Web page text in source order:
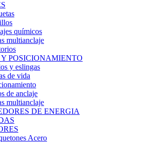
químicos
multianclaje
POSICIONAMIENTO
y eslingas
de vida
de anclaje
multianclaje
DE ENERGIA
Acero